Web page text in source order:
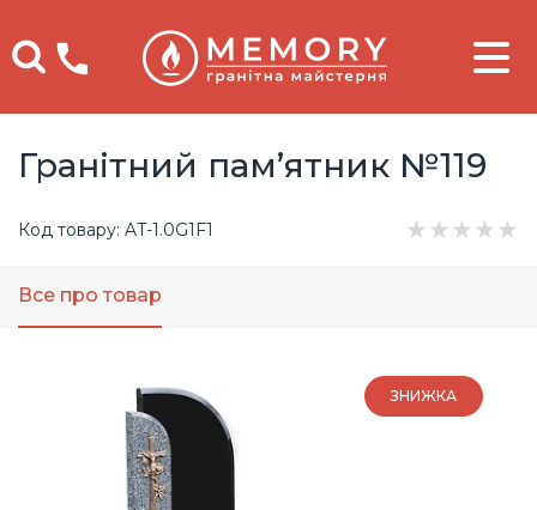
Телефоны
Гранітний пам’ятник №119
Код товару: AT-1.0G1F1 ★ ★ ★ ★ ★
Все про товар
ЗНИЖКА